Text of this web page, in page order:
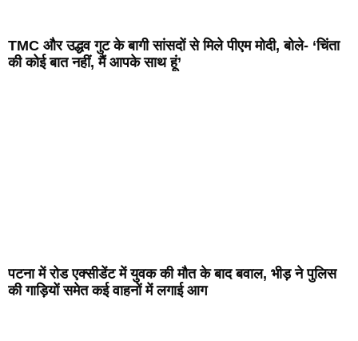
TMC और उद्धव गुट के बागी सांसदों से मिले पीएम मोदी, बोले- ‘चिंता
की कोई बात नहीं, मैं आपके साथ हूं’
पटना में रोड एक्सीडेंट में युवक की मौत के बाद बवाल, भीड़ ने पुलिस
की गाड़ियों समेत कई वाहनों में लगाई आग